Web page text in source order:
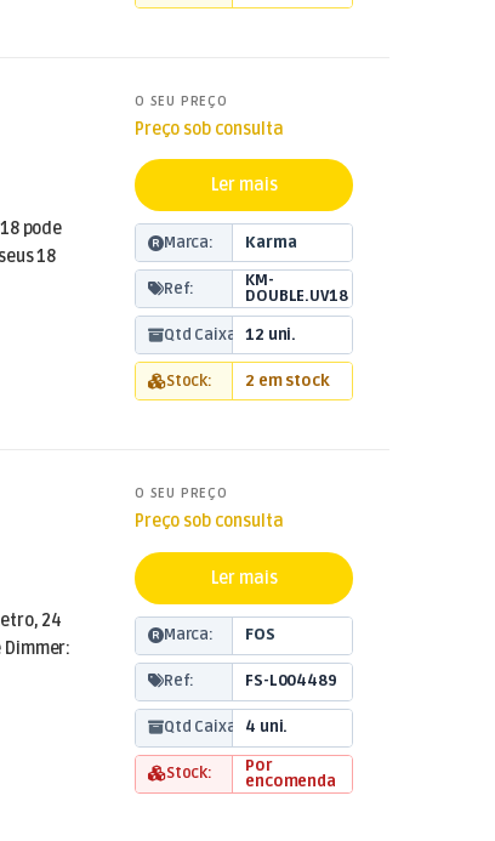
pode
18
O SEU PREÇO
Preço sob consulta
Ler mais
Marca: Karma
Ref:
KM-
DOUBLE.UV18
Qtd Caixa:
12 uni.
Stock: 2 em stock
24
Dimmer:
O SEU PREÇO
Preço sob consulta
Ler mais
Marca: FOS
Ref: FS-L004489
Qtd Caixa: 4 uni.
Stock:
Por
encomenda